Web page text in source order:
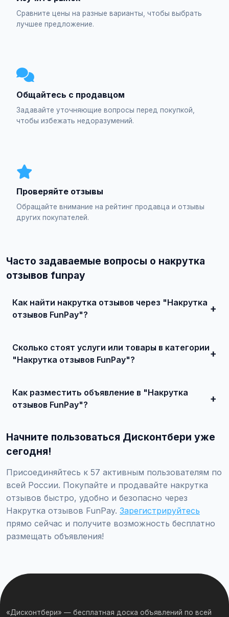
Сравните цены на разные варианты, чтобы выбрать
лучшее предложение.
Общайтесь с продавцом
Задавайте уточняющие вопросы перед покупкой,
чтобы избежать недоразумений.
Проверяйте отзывы
Обращайте внимание на рейтинг продавца и отзывы
других покупателей.
Часто задаваемые вопросы о накрутка
отзывов funpay
Как найти накрутка отзывов через "Накрутка
отзывов FunPay"?
и договоритесь о сделке.
Сколько стоят услуги или товары в категории
"Накрутка отзывов FunPay"?
Как разместить объявление в "Накрутка
отзывов FunPay"?
реклама / Накрутка отзывов / Накрутка отзывов FunPay",
заполните форму и опубликуйте. Первые объявления —
бесплатно!
Начните пользоваться Дисконтбери уже
сегодня!
Присоединяйтесь к 57 активным пользователям по
всей России. Покупайте и продавайте накрутка
отзывов быстро, удобно и безопасно через
Накрутка отзывов FunPay. Зарегистрируйтесь
прямо сейчас и получите возможность бесплатно
размещать объявления!
«Дисконтбери» — бесплатная доска объявлений по всей